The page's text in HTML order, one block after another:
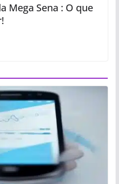
Mega Sena : O que